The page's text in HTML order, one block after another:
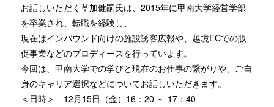
お話しいただく草加健嗣氏は、2015年に甲南大学経営学部
を卒業され、転職を経験し、
現在はインバウンド向けの施設誘客広報や、越境ECでの販
促事業などのプロディースを行っています。
今回は、甲南大学での学びと現在のお仕事の繋がりや、ご自
身のキャリア選択などについてお話しいただきます。
＜日時＞ 12月15日（金）16：20 ～ 17：40